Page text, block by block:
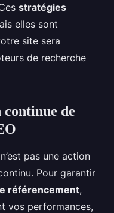
stratégies
elles sont
site sera
de recherche
de
pas une action
Pour garantir
référencement,
vos performances,